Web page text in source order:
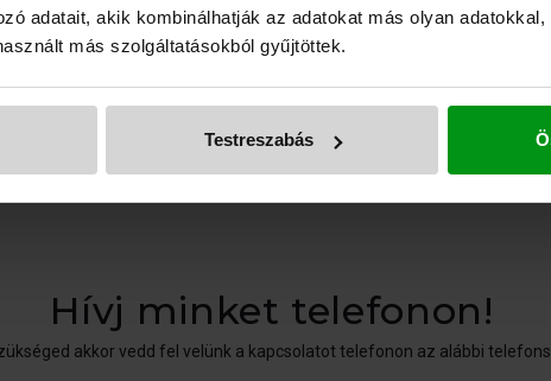
adatait, akik kombinálhatják az adatokat más olyan
más szolgáltatásokból gyűjtöttek.
Testreszabás
szerelés, csapszerelés, WC szerelés, átemelő szivattyű
karbantartása, padlófűtés kiépítése, kisebb dugulások
csere, nyomó alapvezetés csere és zuhanykabin beépítés és csere
Hívj minket telefonon!
akkor vedd fel velünk a kapcsolatot telefonon az alábbi